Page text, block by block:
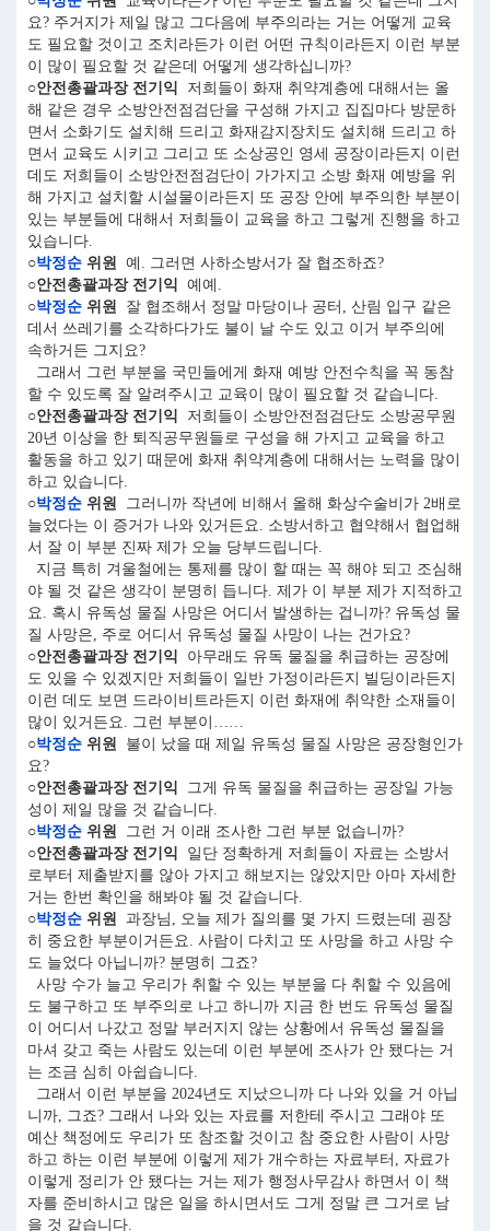
요? 주거지가 제일 많고 그다음에 부주의라는 거는 어떻게 교육
도 필요할 것이고 조치라든가 이런 어떤 규칙이라든지 이런 부분
이 많이 필요할 것 같은데 어떻게 생각하십니까?
○안전총괄과장 전기익
저희들이 화재 취약계층에 대해서는 올
해 같은 경우 소방안전점검단을 구성해 가지고 집집마다 방문하
면서 소화기도 설치해 드리고 화재감지장치도 설치해 드리고 하
면서 교육도 시키고 그리고 또 소상공인 영세 공장이라든지 이런
데도 저희들이 소방안전점검단이 가가지고 소방 화재 예방을 위
해 가지고 설치할 시설물이라든지 또 공장 안에 부주의한 부분이
있는 부분들에 대해서 저희들이 교육을 하고 그렇게 진행을 하고
있습니다.
○박정순 위원
예. 그러면 사하소방서가 잘 협조하죠?
○안전총괄과장 전기익
예예.
○박정순 위원
잘 협조해서 정말 마당이나 공터, 산림 입구 같은
데서 쓰레기를 소각하다가도 불이 날 수도 있고 이거 부주의에
속하거든 그지요?
그래서 그런 부분을 국민들에게 화재 예방 안전수칙을 꼭 동참
할 수 있도록 잘 알려주시고 교육이 많이 필요할 것 같습니다.
○안전총괄과장 전기익
저희들이 소방안전점검단도 소방공무원
20년 이상을 한 퇴직공무원들로 구성을 해 가지고 교육을 하고
활동을 하고 있기 때문에 화재 취약계층에 대해서는 노력을 많이
하고 있습니다.
○박정순 위원
그러니까 작년에 비해서 올해 화상수술비가 2배로
늘었다는 이 증거가 나와 있거든요. 소방서하고 협약해서 협업해
서 잘 이 부분 진짜 제가 오늘 당부드립니다.
지금 특히 겨울철에는 통제를 많이 할 때는 꼭 해야 되고 조심해
야 될 것 같은 생각이 분명히 듭니다. 제가 이 부분 제가 지적하고
요. 혹시 유독성 물질 사망은 어디서 발생하는 겁니까? 유독성 물
질 사망은, 주로 어디서 유독성 물질 사망이 나는 건가요?
○안전총괄과장 전기익
아무래도 유독 물질을 취급하는 공장에
도 있을 수 있겠지만 저희들이 일반 가정이라든지 빌딩이라든지
이런 데도 보면 드라이비트라든지 이런 화재에 취약한 소재들이
많이 있거든요. 그런 부분이……
○박정순 위원
불이 났을 때 제일 유독성 물질 사망은 공장형인가
요?
○안전총괄과장 전기익
그게 유독 물질을 취급하는 공장일 가능
성이 제일 많을 것 같습니다.
○박정순 위원
그런 거 이래 조사한 그런 부분 없습니까?
○안전총괄과장 전기익
일단 정확하게 저희들이 자료는 소방서
로부터 제출받지를 않아 가지고 해보지는 않았지만 아마 자세한
거는 한번 확인을 해봐야 될 것 같습니다.
○박정순 위원
과장님, 오늘 제가 질의를 몇 가지 드렸는데 굉장
히 중요한 부분이거든요. 사람이 다치고 또 사망을 하고 사망 수
도 늘었다 아닙니까? 분명히 그죠?
사망 수가 늘고 우리가 취할 수 있는 부분을 다 취할 수 있음에
도 불구하고 또 부주의로 나고 하니까 지금 한 번도 유독성 물질
이 어디서 나갔고 정말 부러지지 않는 상황에서 유독성 물질을
마셔 갖고 죽는 사람도 있는데 이런 부분에 조사가 안 됐다는 거
는 조금 심히 아쉽습니다.
그래서 이런 부분을 2024년도 지났으니까 다 나와 있을 거 아닙
니까, 그죠? 그래서 나와 있는 자료를 저한테 주시고 그래야 또
예산 책정에도 우리가 또 참조할 것이고 참 중요한 사람이 사망
하고 하는 이런 부분에 이렇게 제가 개수하는 자료부터, 자료가
이렇게 정리가 안 됐다는 거는 제가 행정사무감사 하면서 이 책
자를 준비하시고 많은 일을 하시면서도 그게 정말 큰 그거로 남
을 것 같습니다.